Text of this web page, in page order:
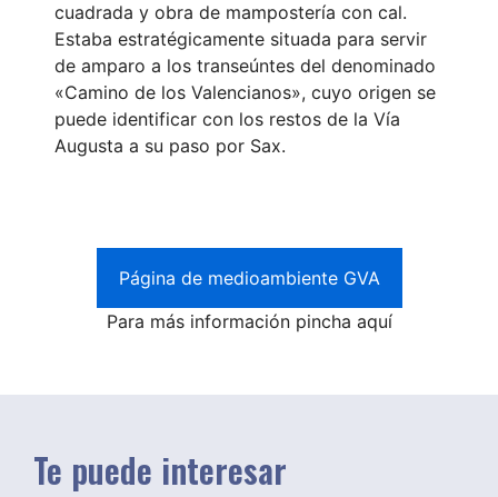
cuadrada y obra de mampostería con cal.
Estaba estratégicamente situada para servir
de amparo a los transeúntes del denominado
«Camino de los Valencianos», cuyo origen se
puede identificar con los restos de la Vía
Augusta a su paso por Sax.
Página de medioambiente GVA
Para más información pincha aquí
Te puede interesar